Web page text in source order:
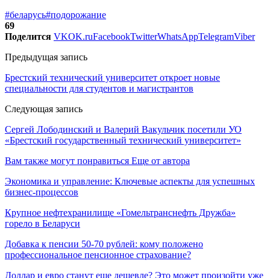
#беларусь#подорожание
69
Поделится VKOK.ruFacebookTwitterWhatsAppTelegramViber
Предыдущая запись
Брестский технический университет откроет новые
специальности для студентов и магистрантов
Следующая запись
Сергей Лободинский и Валерий Вакульчик посетили УО
«Брестский государственный технический университет»
Вам также могут понравиться Еще от автора
Экономика и управление: Ключевые аспекты для успешных
бизнес-процессов
Крупное нефтехранилище «Гомельтранснефть Дружба»
горело в Беларуси
Добавка к пенсии 50-70 рублей: кому положено
профессиональное пенсионное страхование?
Доллар и евро станут еще дешевле? Это может произойти уже